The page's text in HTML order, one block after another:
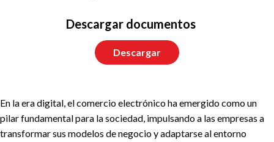
Descargar documentos
Descargar
En la era digital, el comercio electrónico ha emergido como un
pilar fundamental para la sociedad, impulsando a las empresas a
transformar sus modelos de negocio y adaptarse al entorno